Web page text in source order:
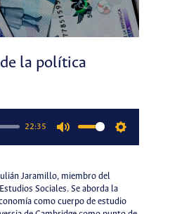
la política
22:35
Jaramillo, miembro del
Sociales. Se aborda la
como cuerpo de estudio